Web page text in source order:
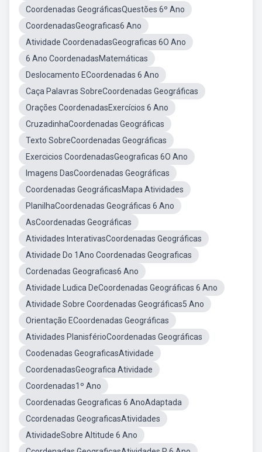
Coordenadas GeográficasQuestões 6º Ano
CoordenadasGeograficas6 Ano
Atividade CoordenadasGeograficas 6O Ano
6 Ano CoordenadasMatemáticas
Deslocamento ECoordenadas 6 Ano
Caça Palavras SobreCoordenadas Geográficas
Orações CoordenadasExercícios 6 Ano
CruzadinhaCoordenadas Geográficas
Texto SobreCoordenadas Geográficas
Exercicios CoordenadasGeograficas 6O Ano
Imagens DasCoordenadas Geográficas
Coordenadas GeográficasMapa Atividades
PlanilhaCoordenadas Geográficas 6 Ano
AsCoordenadas Geográficas
Atividades InterativasCoordenadas Geográficas
Atividade Do 1Ano Coordenadas Geograficas
Cordenadas Geograficas6 Ano
Atividade Ludica DeCoordenadas Geográficas 6 Ano
Atividade Sobre Coordenadas Geográficas5 Ano
Orientação ECoordenadas Geográficas
Atividades PlanisférioCoordenadas Geográficas
Coodenadas GeograficasAtividade
CoordenadasGeografica Atividade
Coordenadas1º Ano
Coordenadas Geograficas 6 AnoAdaptada
Ccordenadas GeograficasAtividades
AtividadeSobre Altitude 6 Ano